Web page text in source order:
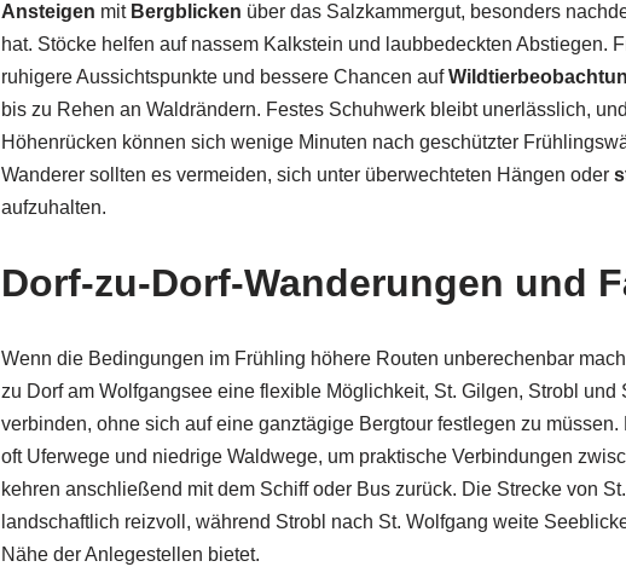
Ansteigen mit Bergblicken über das Salzkammergut, besonders
hat. Stöcke helfen auf nassem Kalkstein und laubbedeckten Abstiegen.
ruhigere Aussichtspunkte und bessere Chancen auf
bis zu Rehen an Waldrändern. Festes Schuhwerk bleibt unerlässlich,
Höhenrücken können sich wenige Minuten nach geschützter
Wanderer sollten es vermeiden, sich unter überwechteten Hängen oder
aufzuhalten.
Dorf-zu-Dorf-Wanderungen und
Wenn die Bedingungen im Frühling höhere Routen unberechenbar
zu Dorf am Wolfgangsee eine flexible Möglichkeit, St. Gilgen, Strobl und
verbinden, ohne sich auf eine ganztägige Bergtour festlegen zu
oft Uferwege und niedrige Waldwege, um praktische Verbindungen
kehren anschließend mit dem Schiff oder Bus zurück. Die Strecke von
landschaftlich reizvoll, während Strobl nach St. Wolfgang weite
Nähe der Anlegestellen bietet.